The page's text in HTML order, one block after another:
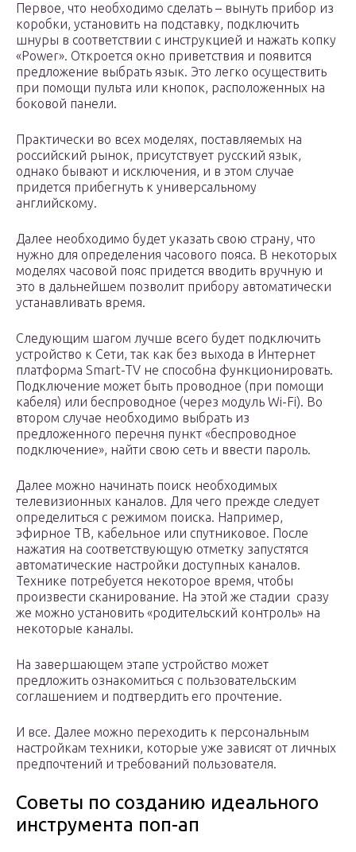
Первое, что необходимо сделать – вынуть прибор из
коробки, установить на подставку, подключить
шнуры в соответствии с инструкцией и нажать копку
«Power». Откроется окно приветствия и появится
предложение выбрать язык. Это легко осуществить
при помощи пульта или кнопок, расположенных на
боковой панели.
Практически во всех моделях, поставляемых на
российский рынок, присутствует русский язык,
однако бывают и исключения, и в этом случае
придется прибегнуть к универсальному
английскому.
Далее необходимо будет указать свою страну, что
нужно для определения часового пояса. В некоторых
моделях часовой пояс придется вводить вручную и
это в дальнейшем позволит прибору автоматически
устанавливать время.
Следующим шагом лучше всего будет подключить
устройство к Сети, так как без выхода в Интернет
платформа Smart-TV не способна функционировать.
Подключение может быть проводное (при помощи
кабеля) или беспроводное (через модуль Wi-Fi). Во
втором случае необходимо выбрать из
предложенного перечня пункт «беспроводное
подключение», найти свою сеть и ввести пароль.
Далее можно начинать поиск необходимых
телевизионных каналов. Для чего прежде следует
определиться с режимом поиска. Например,
эфирное ТВ, кабельное или спутниковое. После
нажатия на соответствующую отметку запустятся
автоматические настройки доступных каналов.
Технике потребуется некоторое время, чтобы
произвести сканирование. На этой же стадии сразу
же можно установить «родительский контроль» на
некоторые каналы.
На завершающем этапе устройство может
предложить ознакомиться с пользовательским
соглашением и подтвердить его прочтение.
И все. Далее можно переходить к персональным
настройкам техники, которые уже зависят от личных
предпочтений и требований пользователя.
Советы по созданию идеального
инструмента поп-ап